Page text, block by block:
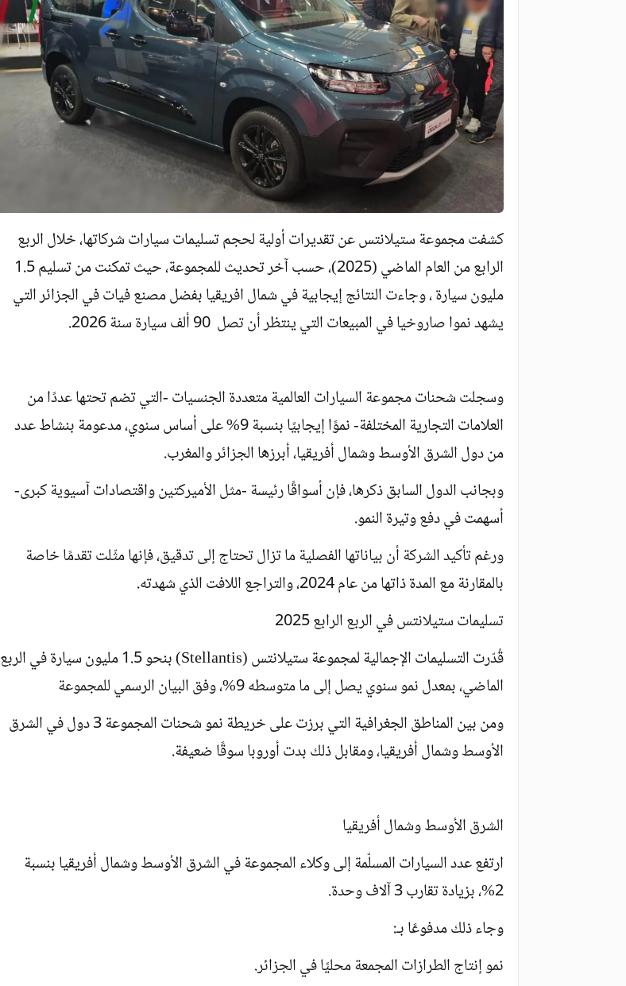
كشفت مجموعة ستيلانتس عن تقديرات أولية لحجم تسليمات سيارات شركاتها، خلال الربع
الرابع من العام الماضي (2025)، حسب آخر تحديث للمجموعة، حيث تمكنت من تسليم 1.5
مليون سيارة ، وجاءت النتائج إيجابية في شمال افريقيا بفضل مصنع فيات في الجزائر التي
يشهد نموا صاروخيا في المبيعات التي ينتظر أن تصل 90 ألف سيارة سنة 2026.
وسجلت شحنات مجموعة السيارات العالمية متعددة الجنسيات -التي تضم تحتها عددًا من
العلامات التجارية المختلفة- نموًا إيجابيًا بنسبة 9% على أساس سنوي، مدعومة بنشاط عدد
من دول الشرق الأوسط وشمال أفريقيا، أبرزها الجزائر والمغرب.
وبجانب الدول السابق ذكرها، فإن أسواقًا رئيسة -مثل الأميركتين واقتصادات آسيوية كبرى-
أسهمت في دفع وتيرة النمو.
ورغم تأكيد الشركة أن بياناتها الفصلية ما تزال تحتاج إلى تدقيق، فإنها مثّلت تقدمًا خاصة
بالمقارنة مع المدة ذاتها من عام 2024، والتراجع اللافت الذي شهدته.
تسليمات ستيلانتس في الربع الرابع 2025
قُدّرت التسليمات الإجمالية لمجموعة ستيلانتس (Stellantis) بنحو 1.5 مليون سيارة في الربع
الماضي، بمعدل نمو سنوي يصل إلى ما متوسطه 9%، وفق البيان الرسمي للمجموعة
ومن بين المناطق الجغرافية التي برزت على خريطة نمو شحنات المجموعة 3 دول في الشرق
الأوسط وشمال أفريقيا، ومقابل ذلك بدت أوروبا سوقًا ضعيفة.
الشرق الأوسط وشمال أفريقيا
ارتفع عدد السيارات المسلّمة إلى وكلاء المجموعة في الشرق الأوسط وشمال أفريقيا بنسبة
2%، بزيادة تقارب 3 آلاف وحدة.
وجاء ذلك مدفوعًا بـ:
نمو إنتاج الطرازات المجمعة محليًا في الجزائر.